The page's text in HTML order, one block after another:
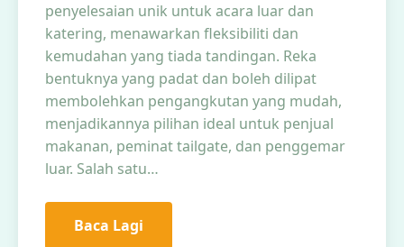
penyelesaian unik untuk acara luar dan
katering, menawarkan fleksibiliti dan
kemudahan yang tiada tandingan. Reka
bentuknya yang padat dan boleh dilipat
membolehkan pengangkutan yang mudah,
menjadikannya pilihan ideal untuk penjual
makanan, peminat tailgate, dan penggemar
luar. Salah satu…
Baca Lagi